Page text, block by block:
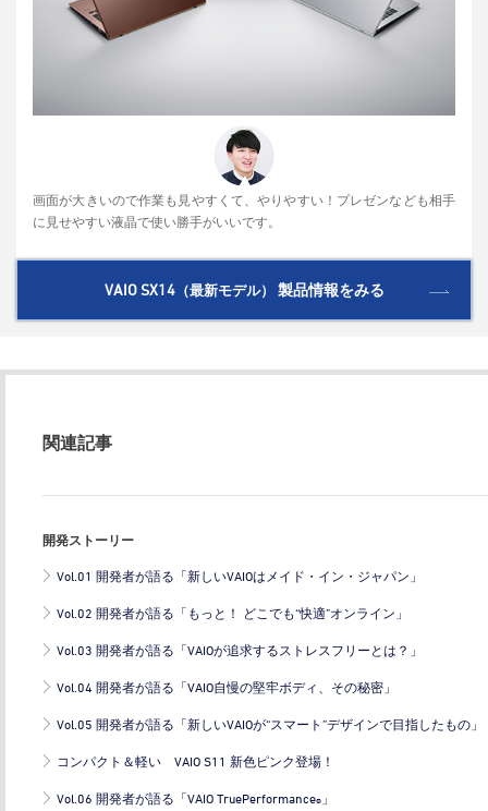
画面が大きいので作業も見やすくて、やりやすい！プレゼンなども相手
に見せやすい液晶で使い勝手がいいです。
VAIO SX14（最新モデル） 製品情報をみる
関連記事
開発ストーリー
Vol.01 開発者が語る「新しいVAIOはメイド・イン・ジャパン」
Vol.02 開発者が語る「もっと！ どこでも“快適”オンライン」
Vol.03 開発者が語る「VAIOが追求するストレスフリーとは？」
Vol.04 開発者が語る「VAIO自慢の堅牢ボディ、その秘密」
Vol.05 開発者が語る「新しいVAIOが“スマート”デザインで目指したもの」
コンパクト＆軽い VAIO S11 新色ピンク登場！
Vol.06 開発者が語る「VAIO TruePerformance® 」